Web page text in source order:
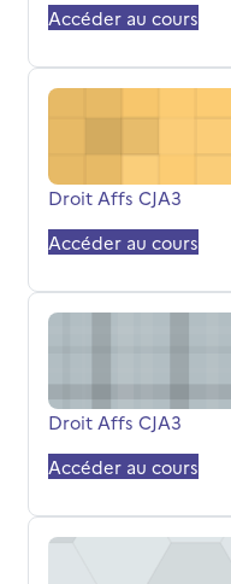
Accéder au cours
Droit Affs CJA3
Nom du cours
Droit Affs CJA3
Accéder au cours
Droit Affs CJA3
Nom du cours
Droit Affs CJA3
Accéder au cours
Droit des affaires CJA